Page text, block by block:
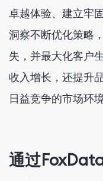
卓越体验、建立牢
洞察不断优化策略
失，并最大化客户
收入增长，还提升
日益竞争的市场环
通过